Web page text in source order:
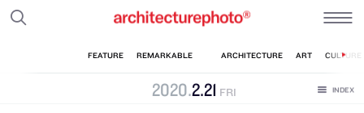
2020.2.21 FRI